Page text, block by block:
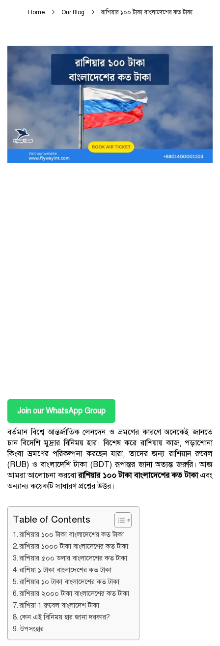
Home Our Blog রাশিয়ার ১০০ টাকা বাংলাদেশের কত টাকা
Join our WhatsApp Group
বর্তমান বিশ্বে আন্তর্জাতিক লেনদেন ও ভ্রমণের কারণে অনেকেই জানতে
চান বিদেশি মুদ্রার বিনিময় হার। বিশেষ করে রাশিয়ায় কাজ, পড়াশোনা
কিংবা ভ্রমণের পরিকল্পনা করছেন যারা, তাদের জন্য রাশিয়ান রুবেল
(RUB) ও বাংলাদেশি টাকা (BDT) রূপান্তর জানা অত্যন্ত জরুরি। আজ
আমরা আলোচনা করবোরাশিয়ার ১০০ টাকা বাংলাদেশের কত টাকাএবং
অন্যান্য কয়েকটি সাধারণ প্রশ্নের উত্তর।
Table of Contents
রাশিয়ার ১০০ টাকা বাংলাদেশের কত টাকা
রাশিয়ার ১০০০ টাকা বাংলাদেশের কত টাকা
রাশিয়ার ৫০০ ডলার বাংলাদেশের কত টাকা
রাশিয়া ১ টাকা বাংলাদেশের কত টাকা
রাশিয়ার ১০ টাকা বাংলাদেশের কত টাকা
রাশিয়ার ২০০০ টাকা বাংলাদেশের কত টাকা
রাশিয়া 1 রুবেল বাংলাদেশ টাকা
কেন এই বিনিময় হার জানা দরকার?
উপসংহার